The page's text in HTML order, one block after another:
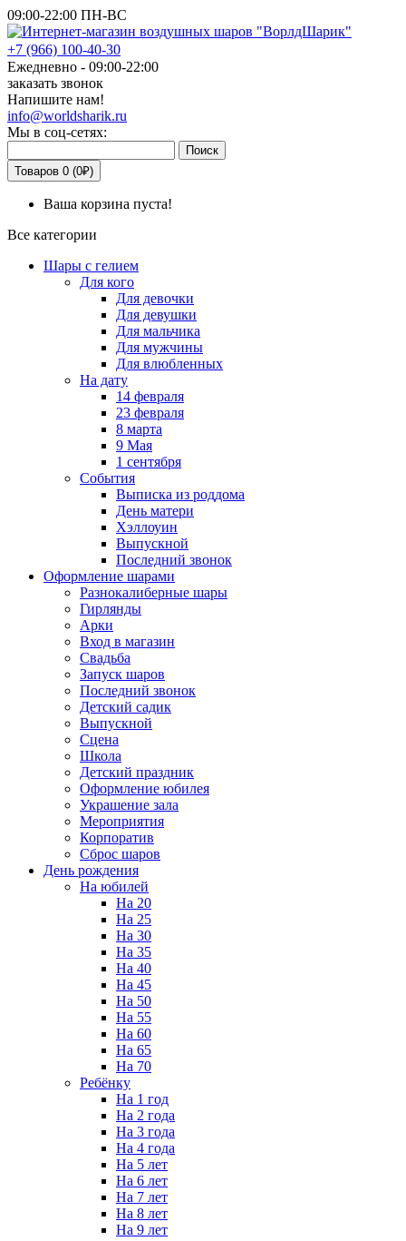
09:00-22:00 ПН-ВС
+7 (966) 100-40-30
Ежедневно - 09:00-22:00
заказать звонок
Напишите нам!
info@worldsharik.ru
Мы в соц-сетях:
Поиск
Товаров 0 (0₽)
Ваша корзина пуста!
Все категории
Шары с гелием
Для кого
Для девочки
Для девушки
Для мальчика
Для мужчины
Для влюбленных
На дату
14 февраля
23 февраля
8 марта
9 Мая
1 сентября
События
Выписка из роддома
День матери
Хэллоуин
Выпускной
Последний звонок
Оформление шарами
Разнокалиберные шары
Гирлянды
Арки
Вход в магазин
Свадьба
Запуск шаров
Последний звонок
Детский садик
Выпускной
Сцена
Школа
Детский праздник
Оформление юбилея
Украшение зала
Мероприятия
Корпоратив
Сброс шаров
День рождения
На юбилей
На 20
На 25
На 30
На 35
На 40
На 45
На 50
На 55
На 60
На 65
На 70
Ребёнку
На 1 год
На 2 года
На 3 года
На 4 года
На 5 лет
На 6 лет
На 7 лет
На 8 лет
На 9 лет